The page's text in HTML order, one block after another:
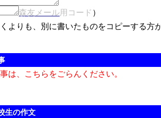
森友メール用コード）
よりも、別に書いたものをコピーする方
は、こちらをごらんください。
生の作文